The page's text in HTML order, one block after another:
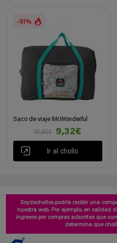
-51%
Saco de viaje Mr.Wonderful
18,85€
9,32€
Ir al chollo
Soydechollos podría recibir una
nuestra web. Por ejemplo, en calidad
ingresos por compras adscritas que
determina que